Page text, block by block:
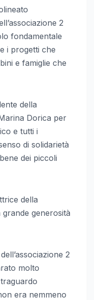
2
fondamentale
i progetti che
e famiglie che
della
Dorica per
e tutti i
di solidarietà
dei piccoli
della
generosità
2
molto
era nemmeno